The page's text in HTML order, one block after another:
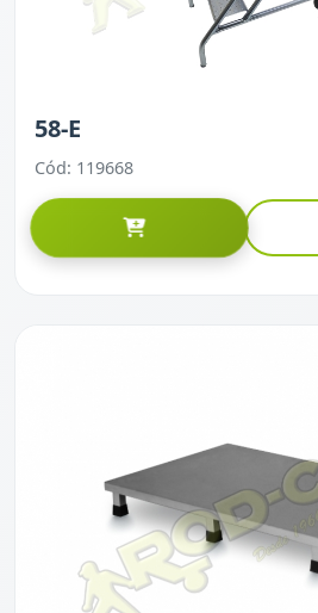
58-E
Cód: 119668